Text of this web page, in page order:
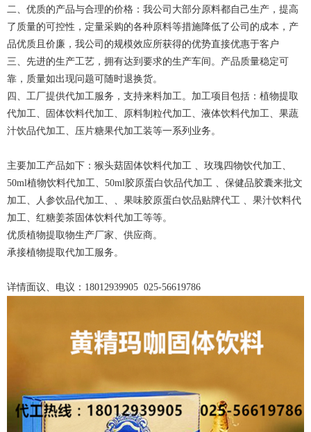
二、优质的产品与合理的价格：我公司大部分原料都自己生产，提高
了质量的可控性，定量采购的各种原料等措施降低了公司的成本，产
品优质且价廉，我公司的规模效应所获得的优势直接优惠于客户
三、先进的生产工艺，拥有达到要求的生产车间。产品质量稳定可
靠，质量如出现问题可随时退换货。
四、工厂提供代加工服务，支持来料加工。加工项目包括：植物提取
代加工、固体饮料代加工、原料制粒代加工、液体饮料代加工、果蔬
汁饮品代加工、压片糖果代加工装等一系列业务。
主要加工产品如下：猴头菇固体饮料代加工 、玫瑰四物饮代加工、
50ml植物饮料代加工、50ml胶原蛋白饮品代加工 、保健品胶囊来批文
加工、人参饮品代加工、、果味胶原蛋白饮品贴牌代工 、果汁饮料代
加工、红糖姜茶固体饮料代加工等等。
优质植物提取物生产厂家、供应商。
承接植物提取代加工服务。
详情面议、电议：18012939905 025-56619786